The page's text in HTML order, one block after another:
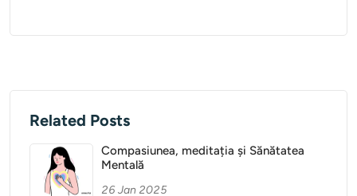
Related Posts
Compasiunea, meditația și Sănătatea
Mentală
26 Jan 2025